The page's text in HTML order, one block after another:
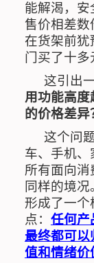
能解渴，
售价相差数
在货架前犹
门买了十多
这引出
用功能高度
的价格差异
这个问
车、手机
所有面向
同样的境
形成了一个
点： 任何产
最终都可
值和情绪价